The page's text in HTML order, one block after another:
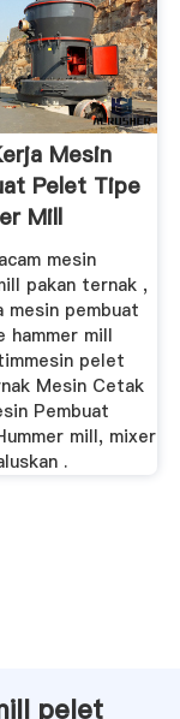
Mesin
Pelet Tipe
Mill
mesin
pakan ternak ,
mesin pembuat
mill
pelet
Mesin Cetak
Pembuat
mill, mixer
.
pelet